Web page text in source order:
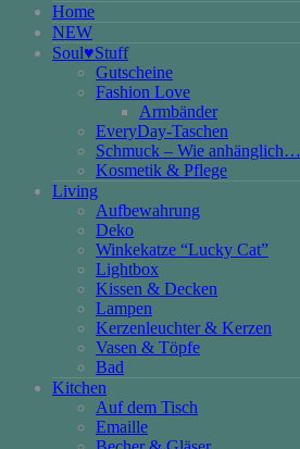
Home
NEW
Soul♥Stuff
Gutscheine
Fashion Love
Armbänder
EveryDay-Taschen
Schmuck – Wie anhänglich…
Kosmetik & Pflege
Living
Aufbewahrung
Deko
Winkekatze “Lucky Cat”
Lightbox
Kissen & Decken
Lampen
Kerzenleuchter & Kerzen
Vasen & Töpfe
Bad
Kitchen
Auf dem Tisch
Emaille